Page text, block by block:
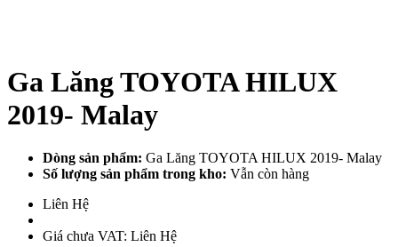
Ga Lăng TOYOTA HILUX
2019- Malay
Dòng sản phẩm: Ga Lăng TOYOTA HILUX 2019- Malay
Số lượng sản phẩm trong kho: Vẫn còn hàng
Liên Hệ
Giá chưa VAT: Liên Hệ